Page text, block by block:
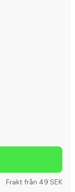
Frakt från 49 SEK